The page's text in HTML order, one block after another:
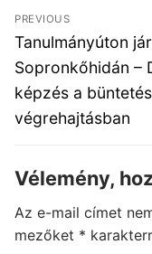
Bejegyzés
navigáció
PREVIOUS
Previous
post:
Tanulmányúton
Sopronkőhidán –
képzés a
végrehajtásban
Vélemény,
Az e-mail címet
mezőket *